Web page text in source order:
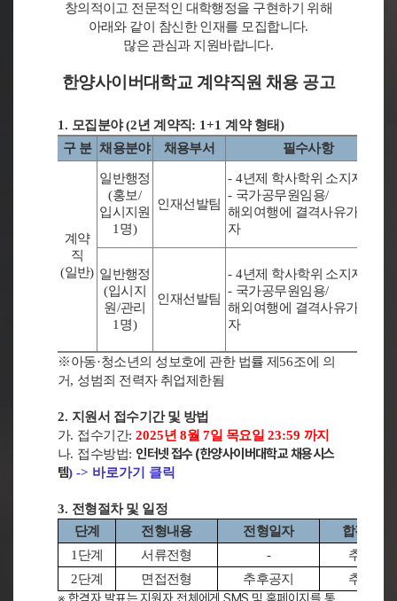
창의적이고 전문적인 대학행정을 구현하기 위해
아래와 같이 참신한 인재를 모집합니다.
많은 관심과 지원바랍니다.
한양사이버대학교 계약직원 채용 공고
1. 모집분야(2년 계약직: 1+1계약 형태)
구 분 채용분야 채용부서 필수사항
계약
직
(일반)
일반행정
(홍보/
입시지원
1 명)
인재선발팀
- 4년제 학사학위 소지자
- 국가공무원임용/
해외여행에 결격사유가 없는
자
일반행정
(입시지
원/관리
1 명)
인재선발팀
- 4년제 학사학위 소지자
- 국가공무원임용/
해외여행에 결격사유가 없는
자
※아동·청소년의 성보호에 관한 법률 제 56조에 의
거, 성범죄 전력자 취업제한됨
2. 지원서 접수기간 및 방법
가. 접수기간:2025년8월 7일 목요일 23:59 까지
나. 접수방법: 인터넷 접수(한양사이버대학교 채용시스
템) -> 바로가기 클릭
3. 전형절차 및 일정
단계
전형내용 전형일자
합격자발
1 단계 서류전형 -
추후공
2단계 면접전형 추후공지 추후공
※ 합격자 발표는 지원자 전체에게SMS 및 홈페이지를 통